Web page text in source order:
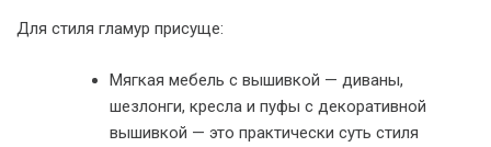
Для стиля гламур присуще:
Мягкая мебель с вышивкой — диваны,
шезлонги, кресла и пуфы с декоративной
вышивкой — это практически суть стиля